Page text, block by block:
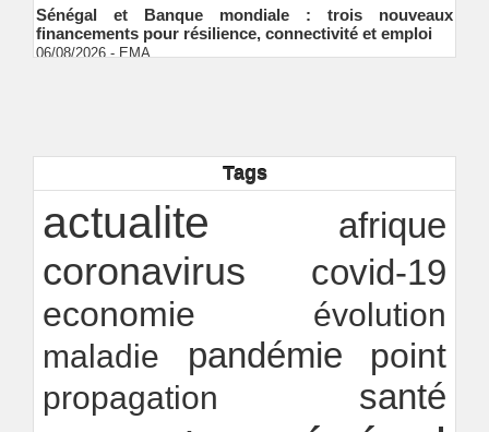
Sénégal et Banque mondiale : trois nouveaux
financements pour résilience, connectivité et emploi
06/08/2026 EMA
05/08/2026 -Ndakhté M. GAYE
Observatoire des finances locales - Obfiloc :
transparence locale, impact national
Tags
actualite afrique
coronavirus covid-19
economie
évolution
maladie
pandémie point
propagation santé